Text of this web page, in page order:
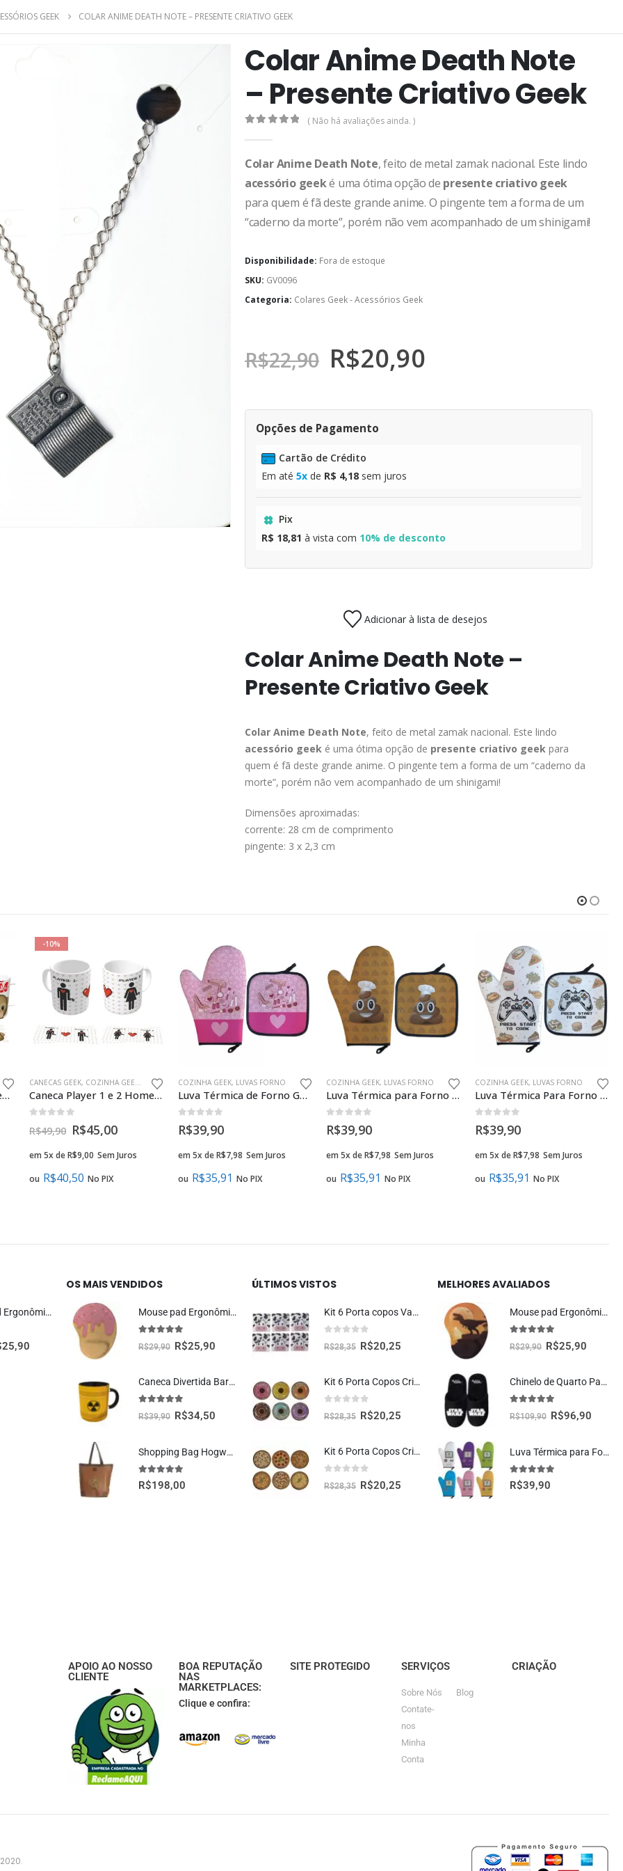
GEEK COLAR ANIME DEATH NOTE – PRESENTE CRIATIVO GEEK
Colar Anime Death Note
– Presente Criativo Geek
( Não há avaliações ainda. )
Colar Anime Death Note, feito de metal zamak nacional. Este lindo
acessório geeké uma ótima opção de presente criativo geek
para quem é fã deste grande anime. O pingente tem a forma de um
“caderno da morte”, porém não vem acompanhado de um shinigami!
Disponibilidade: Fora de estoque
SKU: GV0096
Categoria: Colares Geek - Acessórios Geek
R$22,90 R$20,90
Opções de Pagamento
Cartão de Crédito
Em até 5xde R$ 4,18sem juros
Pix
R$ 18,81 à vista com 10% de desconto
Adicionar à lista de desejos
Colar Anime Death Note –
Presente Criativo Geek
Colar Anime Death Note, feito de metal zamak nacional. Este lindo
acessório geeké uma ótima opção de presente criativo geekpara
quem é fã deste grande anime. O pingente tem a forma de um “caderno da
morte”, porém não vem acompanhado de um shinigami!
Dimensões aproximadas:
corrente: 28 cm de comprimento
pingente: 3 x 2,3 cm
Caneca Geek Emoji Presente Criativo
-10%
CANECAS GEEK, COZINHA GEEK , PRESENTES CRIATIVOS NAMORADOS GEEK
Caneca Player 1 e 2 Homem e Mulher Presente Criativo Namorados
R$49,90 R$45,00
em 5x deR$9,00 Sem Juros
ou R$40,50 No PIX
COZINHA GEEK, LUVAS FORNO
Luva Térmica de Forno Geek Rosa Charmosa Presente Criativo
R$39,90
em 5x deR$7,98 Sem Juros
ou R$35,91 No PIX
COZINHA GEEK, LUVAS FORNO
Luva Térmica para Forno Emoji Cocô Chef Cozinha Geek
R$39,90
em 5x deR$7,98 Sem Juros
ou R$35,91 No PIX
COZINHA GEEK, LUVAS FORNO
Luva Térmica Para Forno Gamer Press Start Presente Criativo
R$39,90
em 5x deR$7,98 Sem Juros
ou R$35,91 No PIX
Mouse Pad Ergonômico Dragão Vermelho Oficial Geek Vip
25,90
OS MAIS VENDIDOS
Mouse pad Ergonômico Sorvete Presente Criativo
fora de 5
R$29,90 R$25,90
Caneca Divertida Barril Radioativo Presente Criativo Geek
fora de 5
R$39,90 R$34,50
Shopping Bag Hogwarts Oficial Harry Potter
5.00 fora de 5
R$198,00
ÚLTIMOS VISTOS
Kit 6 Porta copos Vaquinha Fofa Kawaii
fora de 5
R$28,35 R$20,25
Kit 6 Porta Copos Criativos – Rosquinhas Donuts
fora de 5
R$28,35 R$20,25
Kit 6 Porta Copos Criativos – Pizzas
fora de 5
R$28,35 R$20,25
MELHORES AVALIADOS
Mouse pad Ergonômico Dinossauro T-rex Paisagem Presente Criativo Geek
fora de 5
R$29,90 R$25,90
Chinelo de Quarto Pantufa Galáxia Oficial Star Wars
fora de 5
R$109,90 R$96,90
Luva Térmica para Forno com Aparador Gamer Retrô – Cozinha Geek
5.00fora de 5
R$39,90
APOIO AO NOSSO
CLIENTE
BOA REPUTAÇÃO
NAS
MARKETPLACES:
Clique e confira:
SITE PROTEGIDO SERVIÇOS
Sobre Nós
Contate-
nos
Minha
Conta
Blog
CRIAÇÃO